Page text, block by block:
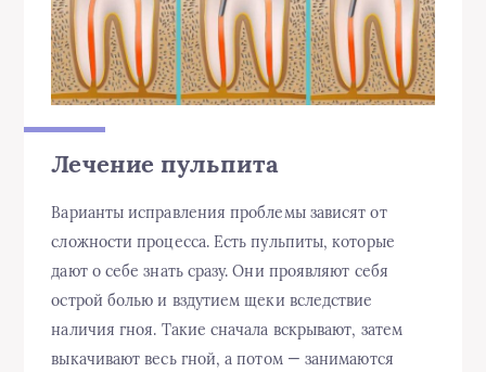
Лечение пульпита
Варианты исправления проблемы зависят от
сложности процесса. Есть пульпиты, которые
дают о себе знать сразу. Они проявляют себя
острой болью и вздутием щеки вследствие
наличия гноя. Такие сначала вскрывают, затем
выкачивают весь гной, а потом — занимаются